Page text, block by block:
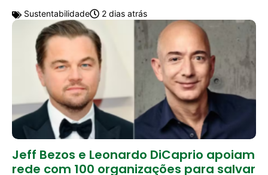
Sustentabilidade 2 dias atrás
Jeff Bezos e Leonardo DiCaprio apoiam
rede com 100 organizações para salvar